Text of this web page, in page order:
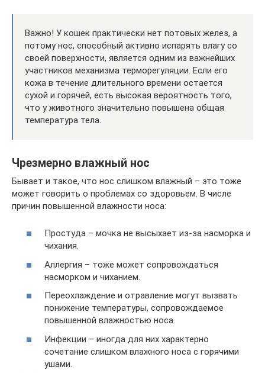
Важно! У кошек практически нет потовых желез, а
потому нос, способный активно испарять влагу со
своей поверхности, является одним из важнейших
участников механизма терморегуляции. Если его
кожа в течение длительного времени остается
сухой и горячей, есть высокая вероятность того,
что у животного значительно повышена общая
температура тела.
Чрезмерно влажный нос
Бывает и такое, что нос слишком влажный – это тоже
может говорить о проблемах со здоровьем. В числе
причин повышенной влажности носа:
Простуда – мочка не высыхает из-за насморка и
чихания.
Аллергия – тоже может сопровождаться
насморком и чиханием.
Переохлаждение и отравление могут вызвать
понижение температуры, сопровождаемое
повышенной влажностью носа.
Инфекции – иногда для них характерно
сочетание слишком влажного носа с горячими
ушами.